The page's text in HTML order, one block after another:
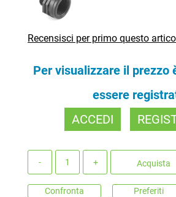
Recensisci per primo questo
Per visualizzare il prezzo
essere
ACCEDI
Acquista
Confronta Preferiti